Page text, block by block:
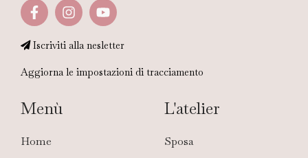
Iscriviti alla nesletter
Aggiorna le impostazioni di tracciamento
Menù
Home
L'atelier
Sposa